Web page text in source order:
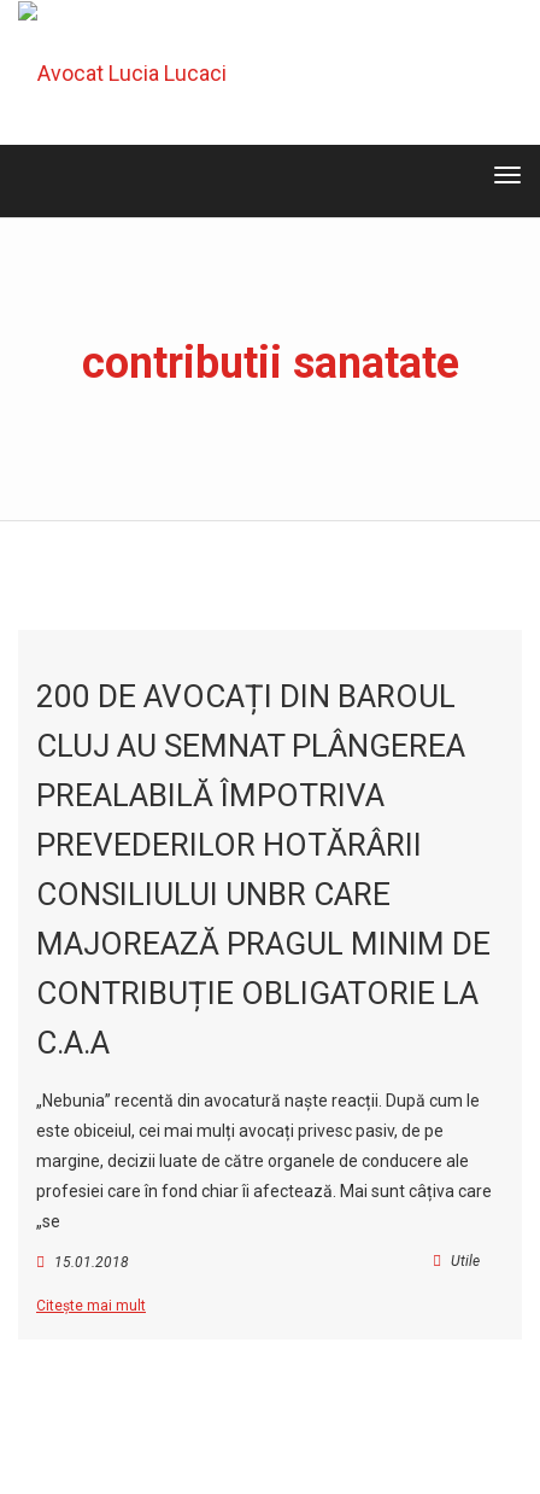
contributii sanatate
200 DE AVOCAȚI DIN BAROUL
CLUJ AU SEMNAT PLÂNGEREA
PREALABILĂ ÎMPOTRIVA
PREVEDERILOR HOTĂRÂRII
CONSILIULUI UNBR CARE
MAJOREAZĂ PRAGUL MINIM DE
CONTRIBUȚIE OBLIGATORIE LA
C.A.A
„Nebunia” recentă din avocatură naște reacții. După cum le
este obiceiul, cei mai mulți avocați privesc pasiv, de pe
margine, decizii luate de către organele de conducere ale
profesiei care în fond chiar îi afectează. Mai sunt câțiva care
„se
15.01.2018 Utile
Citește mai mult